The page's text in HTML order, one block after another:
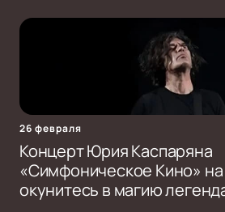
26 февраля
Концерт Юрия Каспаряна
«Симфоническое Кино»
окунитесь в магию